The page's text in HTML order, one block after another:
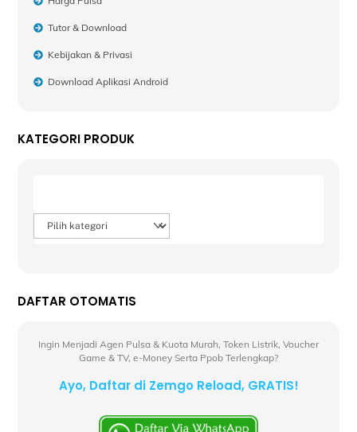
Tutor & Download
Kebijakan & Privasi
Download Aplikasi Android
KATEGORI PRODUK
DAFTAR OTOMATIS
Ingin Menjadi Agen Pulsa & Kuota Murah, Token Listrik, Voucher
Game & TV, e-Money Serta Ppob Terlengkap?
Ayo, Daftar di Zemgo Reload, GRATIS!